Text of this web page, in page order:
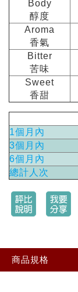
Body
醇度
Aroma
香氣
Bitter
苦味
Sweet
香甜
1個月內
3個月內
6個月內
總計人次
商品規格